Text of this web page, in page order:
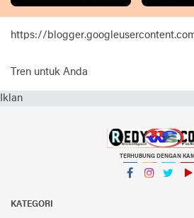
https://
Tren untuk Anda
Iklan
TERHUBUNG DENGAN KAMI
KATEGORI